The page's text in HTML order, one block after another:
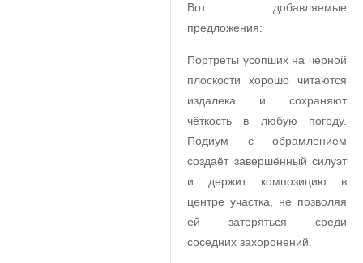
Вот добавляемые
предложения:
Портреты усопших на чёрной
плоскости хорошо читаются
издалека и сохраняют
чёткость в любую погоду.
Подиум с обрамлением
создаёт завершённый силуэт
и держит композицию в
центре участка, не позволяя
ей затеряться среди
соседних захоронений.